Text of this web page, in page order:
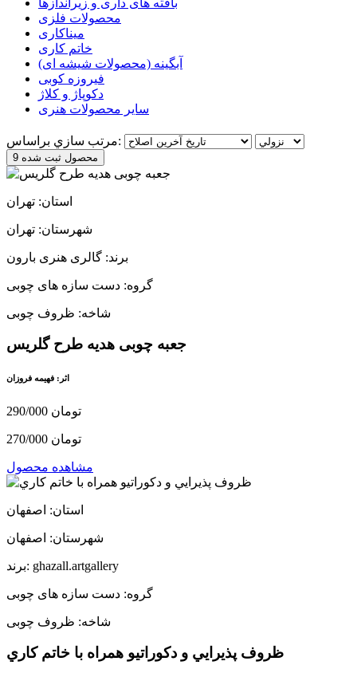
بافته های داری و زیراندازها
محصولات فلزی
میناکاری
خاتم کاری
آبگینه (محصولات شیشه ای)
فیروزه کوبی
دکوپاژ و کلاژ
سایر محصولات هنری
مرتب سازي براساس:
9 محصول ثبت شده
استان: تهران
شهرستان: تهران
برند: گالری هنری بارون
گروه: دست سازه های چوبی
شاخه: ظروف چوبی
جعبه چوبی هدیه طرح گلریس
اثر: فهیمه فروزان
290/000 تومان
270/000 تومان
مشاهده محصول
استان: اصفهان
شهرستان: اصفهان
برند: ghazall.artgallery
گروه: دست سازه های چوبی
شاخه: ظروف چوبی
ظروف پذيرايي و دكوراتيو همراه با خاتم كاري